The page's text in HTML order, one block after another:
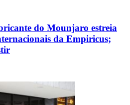
do Mounjaro estreia
da Empiricus;